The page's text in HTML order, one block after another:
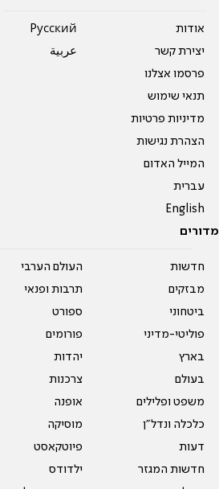
אודות
יצירת קשר
פרסמו אצלנו
תנאי שימוש
מדיניות פרטיות
הצהרת נגישות
המייל האדום
עברית
English
Pусский
عربية
מדורים
חדשות
מבזקים
ביטחוני
פוליטי-מדיני
בארץ
בעולם
משפט ופלילים
כלכלה ונדל"ן
דעות
חדשות המגזר
העולם הערבי
תרבות ופנאי
ספורט
פורומים
יהדות
צרכנות
אופנה
מוסיקה
פיוטקאסט
ילדודס